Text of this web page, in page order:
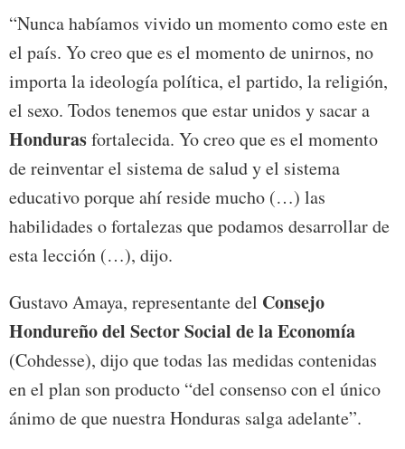
“Nunca habíamos vivido un momento como este en
el país. Yo creo que es el momento de unirnos, no
importa la ideología política, el partido, la religión,
el sexo. Todos tenemos que estar unidos y sacar a
Hondurasfortalecida. Yo creo que es el momento
de reinventar el sistema de salud y el sistema
educativo porque ahí reside mucho (…) las
habilidades o fortalezas que podamos desarrollar de
esta lección (…), dijo.
Gustavo Amaya, representante del Consejo
Hondureño del Sector Social de la Economía
(Cohdesse), dijo que todas las medidas contenidas
en el plan son producto “del consenso con el único
ánimo de que nuestra Honduras salga adelante”.